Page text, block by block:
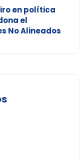
en política
el
No Alineados